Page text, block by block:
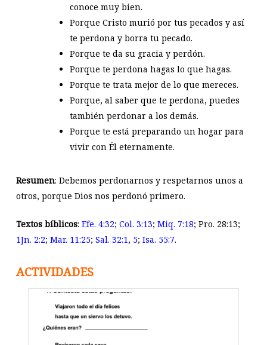
conoce muy bien.
Porque Cristo murió por tus pecados y así
te perdona y borra tu pecado.
Porque te da su gracia y perdón.
Porque te perdona hagas lo que hagas.
Porque te trata mejor de lo que mereces.
Porque, al saber que te perdona, puedes
también perdonar a los demás.
Porque te está preparando un hogar para
vivir con Él eternamente.
Resumen: Debemos perdonarnos y respetarnos unos a
otros, porque Dios nos perdonó primero.
Textos bíblicos: Efe. 4:32; Col. 3:13; Miq. 7:18; Pro. 28:13;
1Jn. 2:2; Mar. 11:25; Sal. 32:1, 5; Isa. 55:7.
ACTIVIDADES